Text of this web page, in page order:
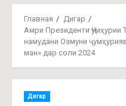
Главная
Дигар
Амри Президенти Ҷумҳурии
намудани Озмуни
ман» дар соли 2024
Дигар